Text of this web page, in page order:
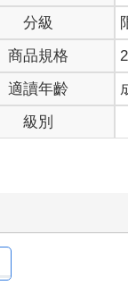
的怒氣是怎麼回事
眼睛頓時亮了起
恆的手臂向所有
剛才的笑容，取
到不舒服。
分級
商品規格
適讀年齡
級別